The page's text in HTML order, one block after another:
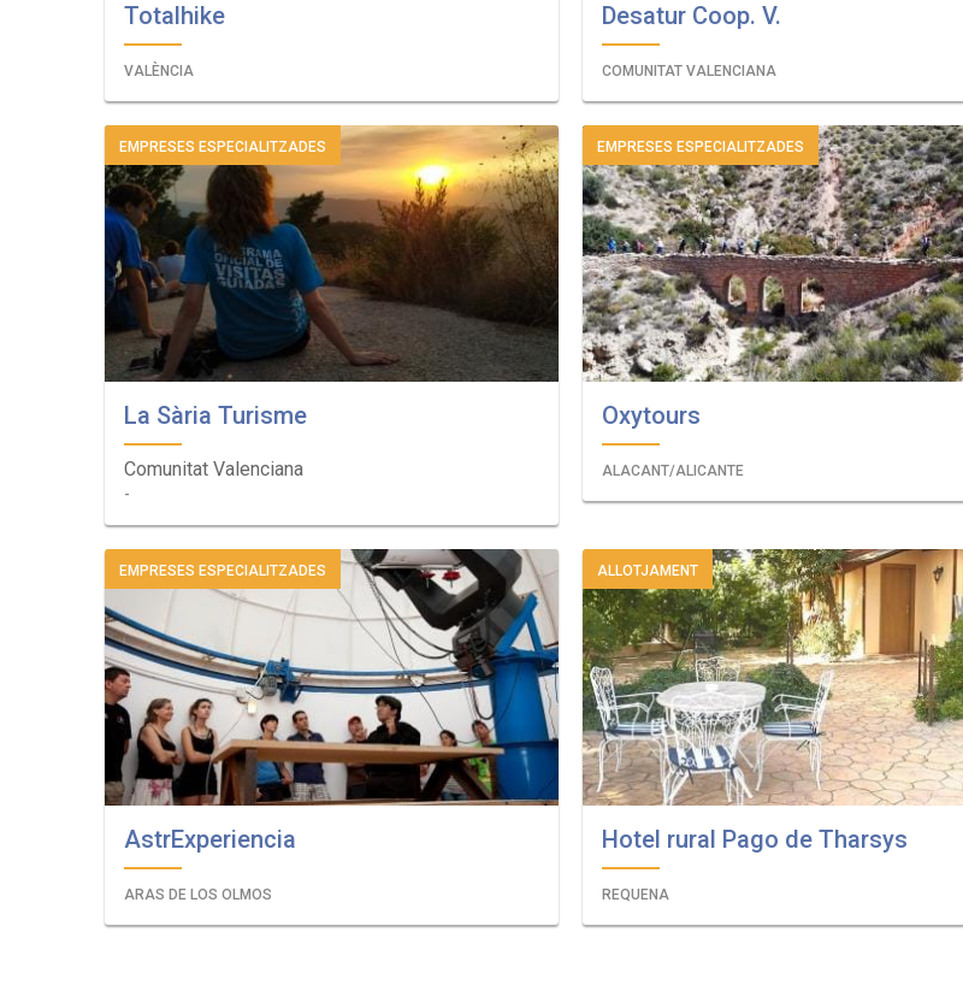
Totalhike
VALÈNCIA
Desatur Coop. V.
COMUNITAT VALENCIANA
EMPRESES ESPECIALITZADES
La Sària Turisme
Comunitat Valenciana
-
EMPRESES ESPECIALITZADES
Oxytours
ALACANT/ALICANTE
EMPRESES ESPECIALITZADES
AstrExperiencia
ARAS DE LOS OLMOS
ALLOTJAMENT
Hotel rural Pago de Tharsys
REQUENA